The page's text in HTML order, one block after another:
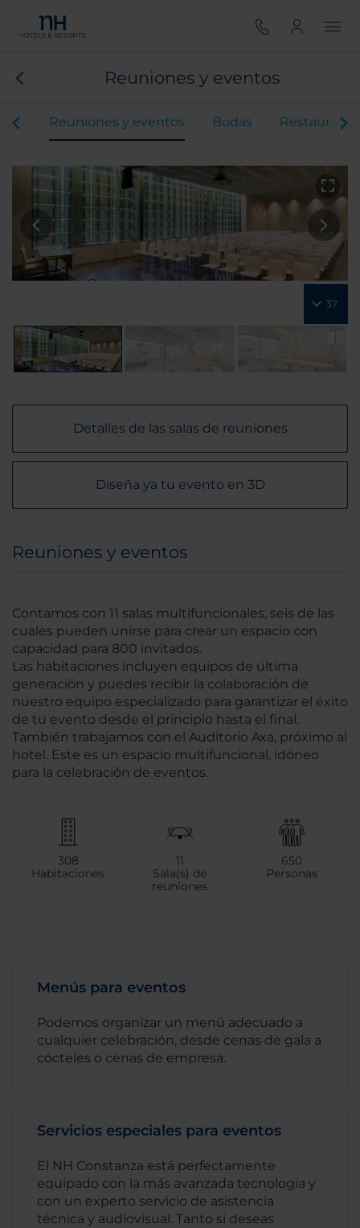
Reuniones y eventos
Reuniones y eventos Bodas
37
Detalles de las salas de reuniones
Diseña ya tu evento en 3D
Reuniones y eventos
Contamos con 11 salas multifuncionales, seis de las
cuales pueden unirse para crear un espacio con
capacidad para 800 invitados.
Las habitaciones incluyen equipos de última
generación y puedes recibir la colaboración de
nuestro equipo especializado para garantizar el éxito
de tu evento desde el principio hasta el final.
También trabajamos con el Auditorio Axa, próximo al
hotel. Este es un espacio multifuncional, idóneo
para la celebración de eventos.
308
Habitaciones
11
Sala(s) de
reuniones
650
Personas
Menús para eventos
Podemos organizar un menú adecuado a
cualquier celebración, desde cenas de gala a
cócteles o cenas de empresa.
Servicios especiales para eventos
El NH Constanza está perfectamente
equipado con la más avanzada tecnología y
con un experto servicio de asistencia
técnica y audiovisual. Tanto si deseas